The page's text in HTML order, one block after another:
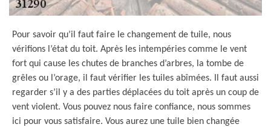
Pour savoir qu’il faut faire le changement de tuile, nous
vérifions l’état du toit. Après les intempéries comme le vent
fort qui cause les chutes de branches d’arbres, la tombe de
grêles ou l’orage, il faut vérifier les tuiles abîmées. Il faut aussi
regarder s’il y a des parties déplacées du toit après un coup de
vent violent. Vous pouvez nous faire confiance, nous sommes
ici pour vous satisfaire. Vous aurez une tuile bien changée